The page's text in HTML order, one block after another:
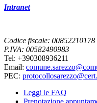
Intranet
Codice fiscale: 00852210178
P.IVA: 00582490983
Tel: +390308936211
Email:
PEC:
Leggi le FAQ
Prenotazione